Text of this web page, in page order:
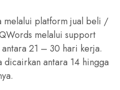
melalui platform jual beli /
melalui support
21 – 30 hari kerja.
antara 14 hingga